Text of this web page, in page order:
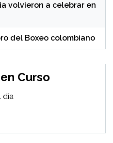
volvieron a celebrar en
del Boxeo colombiano
Curso
día